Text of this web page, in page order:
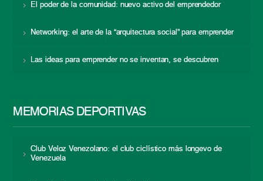
El poder de la comunidad: nuevo activo del emprendedor
Networking: el arte de la “arquitectura social” para emprender
Las ideas para emprender no se inventan, se descubren
MEMORIAS DEPORTIVAS
Club Veloz Venezolano: el club ciclístico más longevo de
Venezuela